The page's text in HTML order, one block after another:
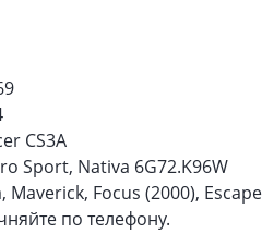
CS3A
Sport, Nativa 6G72.K96W
Maverick, Focus (2000), Escape
по телефону.